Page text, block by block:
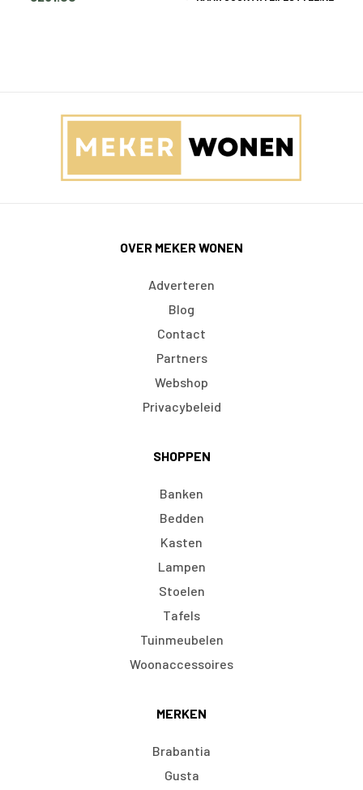
OVER MEKER WONEN
Adverteren
Blog
Contact
Partners
Webshop
Privacybeleid
SHOPPEN
Banken
Bedden
Kasten
Lampen
Stoelen
Tafels
Tuinmeubelen
Woonaccessoires
MERKEN
Brabantia
Gusta